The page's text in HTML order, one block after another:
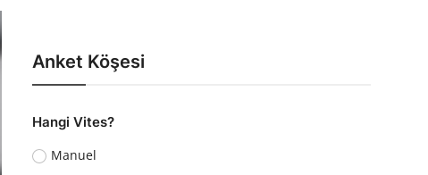
Anket Köşesi
Hangi Vites?
Manuel